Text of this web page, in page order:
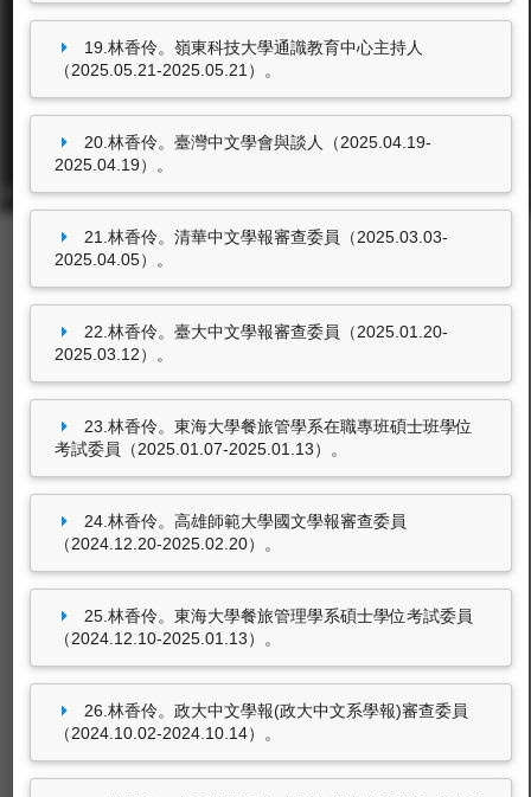
東海大學首頁
校址: 40704台中市西屯區臺灣大道四段1727號 TEL: +886-4-2359-0121
FAX: +886-4-2359-0361
東海大學圖書館
豐富的圖書資源、視聽軟體，歡迎利用！
東海大學ＬＴＤ
有關校內活動、宣傳、宣導視訊影片。
19.林香伶。嶺東科技大學通識教育中心主持人
（2025.05.21-2025.05.21）。
20.林香伶。臺灣中文學會與談人（2025.04.19-
2025.04.19）。
21.林香伶。清華中文學報審查委員（2025.03.03-
2025.04.05）。
22.林香伶。臺大中文學報審查委員（2025.01.20-
2025.03.12）。
23.林香伶。東海大學餐旅管學系在職專班碩士班學位
考試委員（2025.01.07-2025.01.13）。
24.林香伶。高雄師範大學國文學報審查委員
（2024.12.20-2025.02.20）。
25.林香伶。東海大學餐旅管理學系碩士學位考試委員
（2024.12.10-2025.01.13）。
26.林香伶。政大中文學報(政大中文系學報)審查委員
（2024.10.02-2024.10.14）。